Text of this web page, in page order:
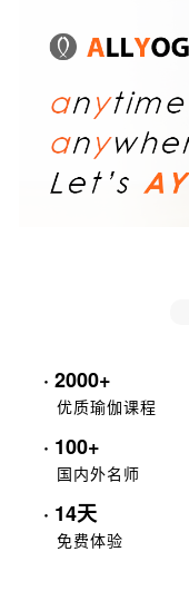
· 2000+
优质瑜伽课程
· 100+
国内外名师
· 14天
免费体验